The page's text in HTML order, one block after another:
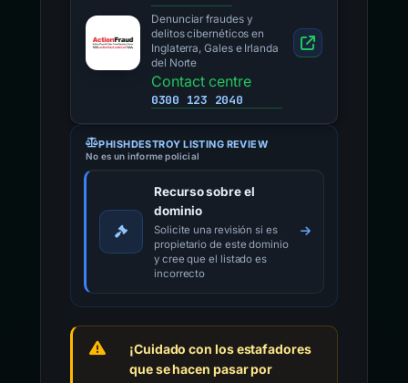
Denunciar fraudes y
delitos cibernéticos en
Inglaterra, Gales e Irlanda
del Norte
Contact centre
0300 123 2040
PHISHDESTROY LISTING REVIEW
No es un informe policial
Recurso sobre el
dominio
Solicite una revisión si es
propietario de este dominio
y cree que el listado es
incorrecto
¡Cuidado con los estafadores
que se hacen pasar por